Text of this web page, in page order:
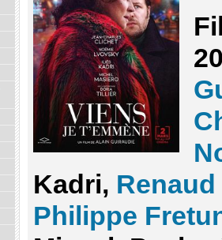
Kadri,
Philippe